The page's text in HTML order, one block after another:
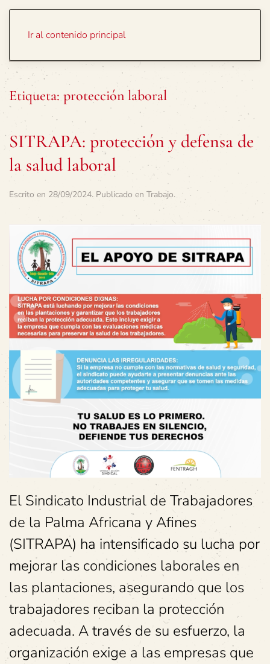
Ir al contenido principal
Etiqueta: protección laboral
SITRAPA: protección y defensa de
la salud laboral
Escrito en 28/09/2024. Publicado en Trabajo.
El Sindicato Industrial de Trabajadores
de la Palma Africana y Afines
(SITRAPA) ha intensificado su lucha por
mejorar las condiciones laborales en
las plantaciones, asegurando que los
trabajadores reciban la protección
adecuada. A través de su esfuerzo, la
organización exige a las empresas que